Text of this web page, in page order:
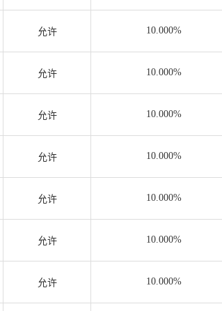
允许 10.000%
允许 10.000%
允许 10.000%
允许 10.000%
允许 10.000%
允许 10.000%
允许 10.000%